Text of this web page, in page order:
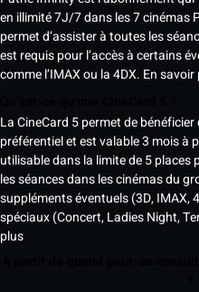
en illimité 7J/7 dans les 7 cinémas
permet d’assister à toutes les
est requis pour l’accès à certains
comme l’IMAX ou la 4DX. En savoir
La CineCard 5 permet de
préférentiel et est valable 3 mois à
utilisable dans la limite de 5
les séances dans les cinémas du
suppléments éventuels (3D, IMAX,
spéciaux (Concert, Ladies Night,
plus